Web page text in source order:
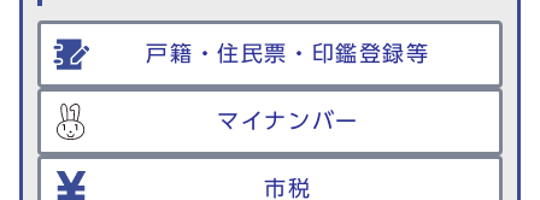
戸籍・住民票・印鑑登録等
マイナンバー
市税